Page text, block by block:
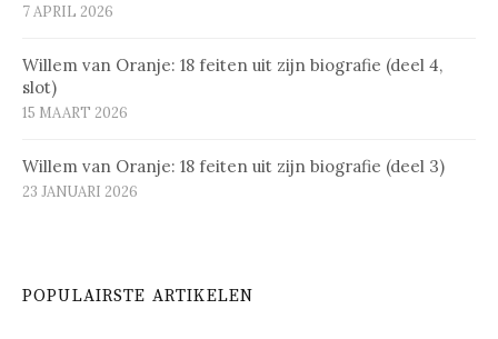
7 APRIL 2026
Willem van Oranje: 18 feiten uit zijn biografie (deel 4,
slot)
15 MAART 2026
Willem van Oranje: 18 feiten uit zijn biografie (deel 3)
23 JANUARI 2026
POPULAIRSTE ARTIKELEN